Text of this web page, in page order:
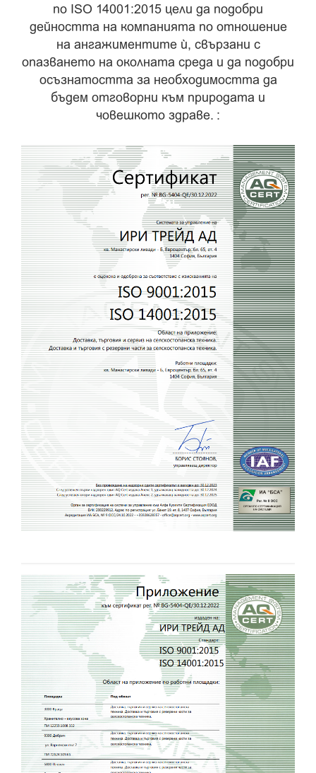
по ISO 14001:2015 цели да подобри
дейността на компанията по отношение
на ангажиментите ѝ, свързани с
опазването на околната среда и да подобри
осъзнатостта за необходимостта да
бъдем отговорни към природата и
човешкото здраве. :